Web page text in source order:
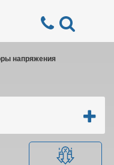
напряжения